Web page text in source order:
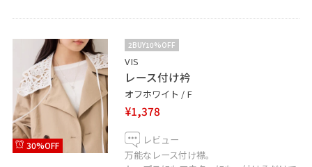
30%OFF
2BUY10%OFF
VIS
レース付け衿
オフホワイト / F
¥1,378
レビュー
万能なレース付け襟。